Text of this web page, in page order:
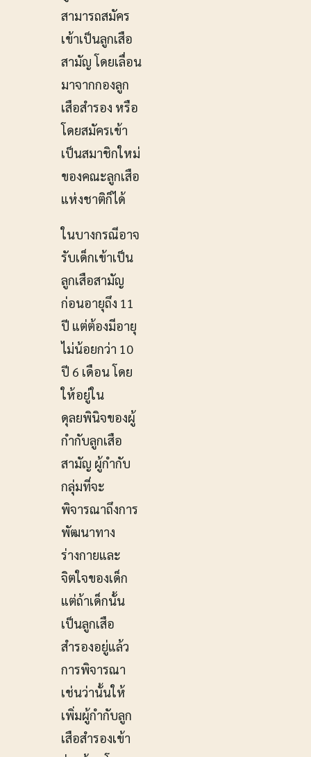
สามารถสมัคร
เข้าเป็นลูกเสือ
สามัญ โดยเลื่อน
มาจากกองลูก
เสือสำรอง หรือ
โดยสมัครเข้า
เป็นสมาชิกใหม่
ของคณะลูกเสือ
แห่งชาติก็ได้
ในบางกรณีอาจ
รับเด็กเข้าเป็น
ลูกเสือสามัญ
ก่อนอายุถึง 11
ปี แต่ต้องมีอายุ
ไม่น้อยกว่า 10
ปี 6 เดือน โดย
ให้อยู่ใน
ดุลยพินิจของผู้
กำกับลูกเสือ
สามัญ ผู้กำกับ
กลุ่มที่จะ
พิจารณาถึงการ
พัฒนาทาง
ร่างกายและ
จิตใจของเด็ก
แต่ถ้าเด็กนั้น
เป็นลูกเสือ
สำรองอยู่แล้ว
การพิจารณา
เช่นว่านั้นให้
เพิ่มผู้กำกับลูก
เสือสำรองเข้า